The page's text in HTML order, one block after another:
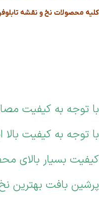
کلیه محصولات نخ و نقشه
با توجه به کیفیت
با توجه به کیفیت
کیفیت بسیار بالای
پرشین بافت بهترین